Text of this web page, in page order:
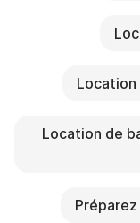
Location de